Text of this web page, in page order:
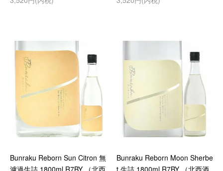
Bunraku Reborn Sun Citron 無
濾過生詰 1800ml R7BY （北西
Bunraku Reborn Moon Sherbe
t 生詰 1800ml R7BY （北西酒